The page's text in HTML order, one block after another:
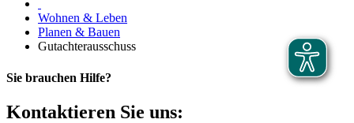
Wohnen & Leben
Planen & Bauen
Gutachterausschuss
Sie brauchen Hilfe?
Kontaktieren Sie uns: